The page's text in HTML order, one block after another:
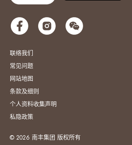
联络我们
常见问题
网站地图
条款及细则
个人资料收集声明
私隐政策
© 2026 南丰集团 版权所有